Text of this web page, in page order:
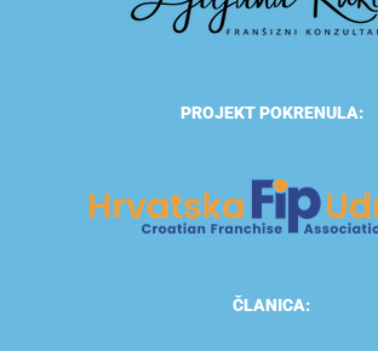
PROJEKT POKRENULA:
ČLANICA: